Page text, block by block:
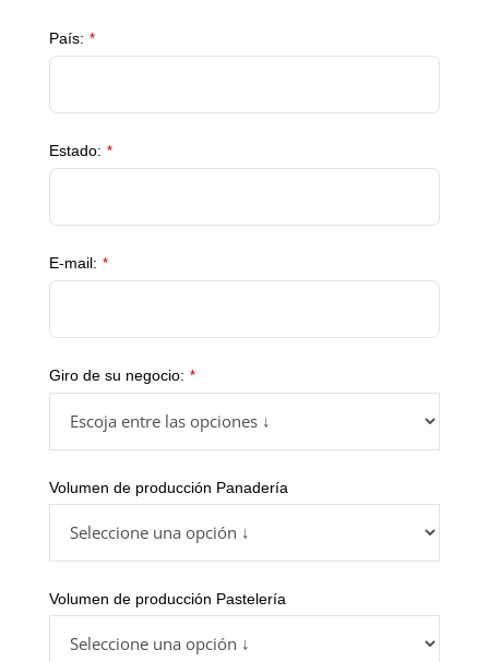
País: *
Estado: *
E-mail: *
Giro de su negocio: *
Volumen de producción Panadería
Volumen de producción Pastelería